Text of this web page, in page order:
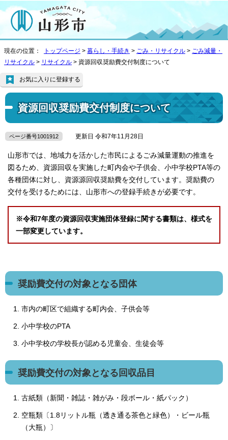
現在の位置： トップページ > 暮らし・手続き > ごみ・リサイクル > ごみ減量・
リサイクル > リサイクル > 資源回収奨励費交付制度について
資源回収奨励費交付制度について
お気に入りに登録する
ページ番号1001912 更新日 令和7年11月28日
山形市では、地域力を活かした市民によるごみ減量運動の推進を
図るため、資源回収を実施した町内会や子供会、小中学校PTA等の
各種団体に対し、資源源回収奨励費を交付しています。奨励費の
交付を受けるためには、山形市への登録手続きが必要です。
※令和7年度の資源回収実施団体登録に関する書類は、様式を
一部変更しています。
奨励費交付の対象となる団体
市内の町区で組織する町内会、子供会等
小中学校のPTA
小中学校の学校長が認める児童会、生徒会等
奨励費交付の対象となる回収品目
古紙類（新聞・雑誌・雑がみ・段ボール・紙パック）
空瓶類〔1.8リットル瓶（透き通る茶色と緑色）・ビール瓶
（大瓶）〕